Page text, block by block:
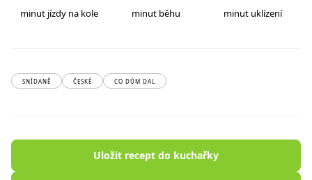
minut jízdy na kole minut běhu minut uklízení
SNÍDANĚ ČESKÉ CO DŮM DAL
Uložit recept do kuchařky